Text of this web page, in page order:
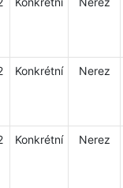
Konkrétní Nerez
Konkrétní Nerez